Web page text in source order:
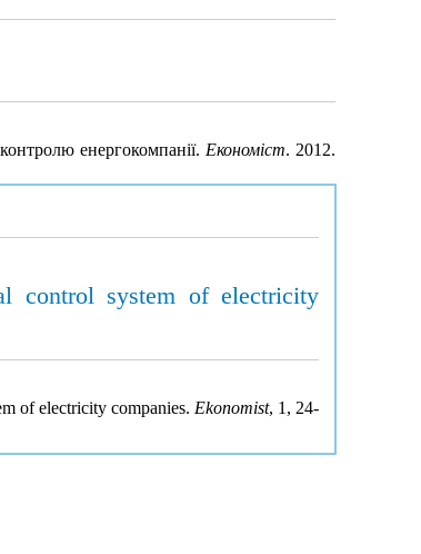
енергокомпанії. Економіст. 2012.
control system of electricity
of electricity companies. Ekonomist, 1, 24-